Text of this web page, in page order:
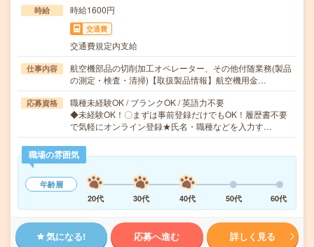
時給 時給1600円
交通費
交通費規定内支給
仕事内容
航空機部品の切削加工オペレーター、その他付随業務(製品
の測定・検査・清掃)【取扱製品情報】航空機用金…
応募資格
職種未経験OK / ブランクOK / 英語力不要
◆未経験OK！〇まずは事前登録だけでもOK！履歴書不要
で気軽にオンライン登録★氏名・職種などを入力す…
職場の雰囲気
年齢層
20代
30代 40代 50代 60代
気になる! 応募へ進む 詳しく見る